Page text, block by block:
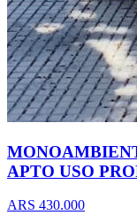
APTO USO
ARS 430.000